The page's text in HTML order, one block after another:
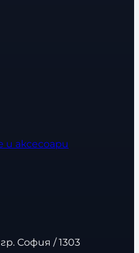
аксесоари
София / 1303